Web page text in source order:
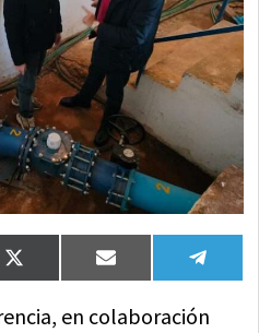
Compartir
en
X
(Twitter)
Compartir
en
Email
en
en colaboración